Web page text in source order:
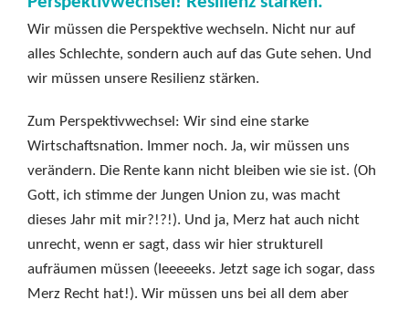
Wir müssen die Perspektive wechseln. Nicht nur auf
alles Schlechte, sondern auch auf das Gute sehen. Und
wir müssen unsere Resilienz stärken.
Zum Perspektivwechsel: Wir sind eine starke
Wirtschaftsnation. Immer noch. Ja, wir müssen uns
verändern. Die Rente kann nicht bleiben wie sie ist. (Oh
Gott, ich stimme der Jungen Union zu, was macht
dieses Jahr mit mir?!?!). Und ja, Merz hat auch nicht
unrecht, wenn er sagt, dass wir hier strukturell
aufräumen müssen (Ieeeeeks. Jetzt sage ich sogar, dass
Merz Recht hat!). Wir müssen uns bei all dem aber